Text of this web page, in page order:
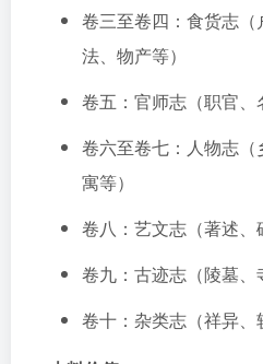
卷三至卷四：食货志
法、物产等）
卷五：官师志（职官、
卷六至卷七：人物志
寓等）
卷八：艺文志（著述、
卷九：古迹志（陵墓、
卷十：杂类志（祥异、